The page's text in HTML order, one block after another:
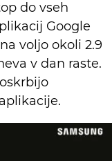
do vseh
Google
voljo okoli 2.9
v dan raste.